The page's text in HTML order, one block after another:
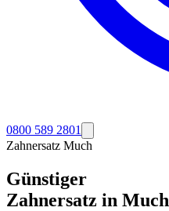
0800 589 2801
Zahnersatz Much
Günstiger
Zahnersatz in Much